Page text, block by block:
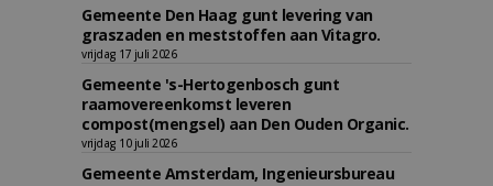
Gemeente Den Haag gunt levering van
graszaden en meststoffen aan Vitagro.
vrijdag 17 juli 2026
Gemeente 's-Hertogenbosch gunt
raamovereenkomst leveren
compost(mengsel) aan Den Ouden Organic.
vrijdag 10 juli 2026
Gemeente Amsterdam, Ingenieursbureau